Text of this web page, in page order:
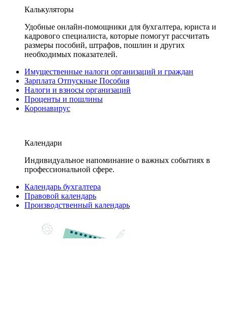
Калькуляторы
Удобные онлайн-помощники для бухгалтера, юриста и
кадрового специалиста, которые помогут рассчитать
размеры пособий, штрафов, пошлин и других
необходимых показателей.
Имущественные налоги организаций и граждан
Зарплата Отпускные Пособия
Налоги и взносы организаций
Проценты и пошлины
Коронавирус
Календари
Индивидуальное напоминание о важных событиях в
профессиональной сфере.
Календарь бухгалтера
Правовой календарь
Производственный календарь